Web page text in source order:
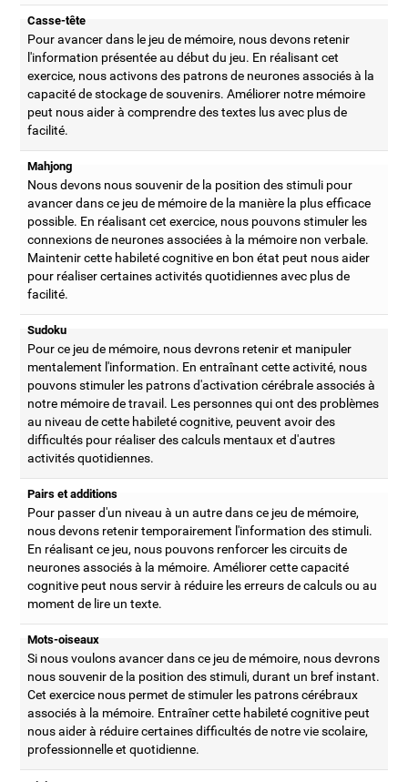
Casse-tête
Pour avancer dans le jeu de mémoire, nous devons retenir
l'information présentée au début du jeu. En réalisant cet
exercice, nous activons des patrons de neurones associés à la
capacité de stockage de souvenirs. Améliorer notre mémoire
peut nous aider à comprendre des textes lus avec plus de
facilité.
Mahjong
Nous devons nous souvenir de la position des stimuli pour
avancer dans ce jeu de mémoire de la manière la plus efficace
possible. En réalisant cet exercice, nous pouvons stimuler les
connexions de neurones associées à la mémoire non verbale.
Maintenir cette habileté cognitive en bon état peut nous aider
pour réaliser certaines activités quotidiennes avec plus de
facilité.
Sudoku
Pour ce jeu de mémoire, nous devrons retenir et manipuler
mentalement l'information. En entraînant cette activité, nous
pouvons stimuler les patrons d'activation cérébrale associés à
notre mémoire de travail. Les personnes qui ont des problèmes
au niveau de cette habileté cognitive, peuvent avoir des
difficultés pour réaliser des calculs mentaux et d'autres
activités quotidiennes.
Pairs et additions
Pour passer d'un niveau à un autre dans ce jeu de mémoire,
nous devons retenir temporairement l'information des stimuli.
En réalisant ce jeu, nous pouvons renforcer les circuits de
neurones associés à la mémoire. Améliorer cette capacité
cognitive peut nous servir à réduire les erreurs de calculs ou au
moment de lire un texte.
Mots-oiseaux
Si nous voulons avancer dans ce jeu de mémoire, nous devrons
nous souvenir de la position des stimuli, durant un bref instant.
Cet exercice nous permet de stimuler les patrons cérébraux
associés à la mémoire. Entraîner cette habileté cognitive peut
nous aider à réduire certaines difficultés de notre vie scolaire,
professionnelle et quotidienne.